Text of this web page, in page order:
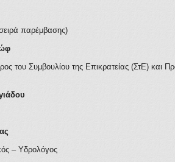
παρέμβασης)
του Συμβουλίου της Επικρατείας (ΣτΕ) και
– Υδρολόγος